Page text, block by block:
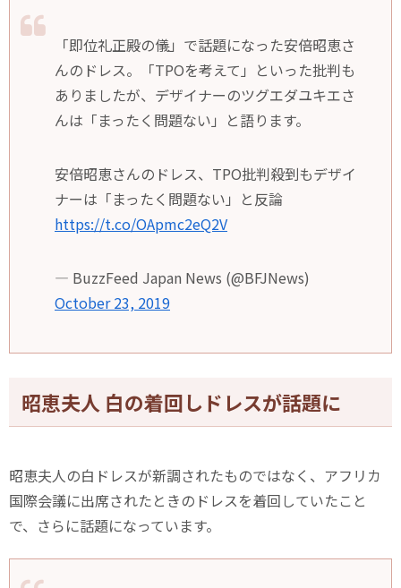
「即位礼正殿の儀」で話題になった安倍昭恵さ
んのドレス。「TPOを考えて」といった批判も
ありましたが、デザイナーのツグエダユキエさ
んは「まったく問題ない」と語ります。
安倍昭恵さんのドレス、TPO批判殺到もデザイ
ナーは「まったく問題ない」と反論
https://t.co/OApmc2eQ2V
— BuzzFeed Japan News (@BFJNews)
October 23, 2019
昭恵夫人 白の着回しドレスが話題に
昭恵夫人の白ドレスが新調されたものではなく、アフリカ
国際会議に出席されたときのドレスを着回していたこと
で、さらに話題になっています。